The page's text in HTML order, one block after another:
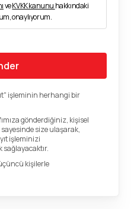
veKVKK kanunu hakkındaki
onaylıyorum.
işleminin herhangi bir
gönderdiğiniz, kişisel
size ulaşarak,
işleminizi
sağlayacaktır.
kişilerle